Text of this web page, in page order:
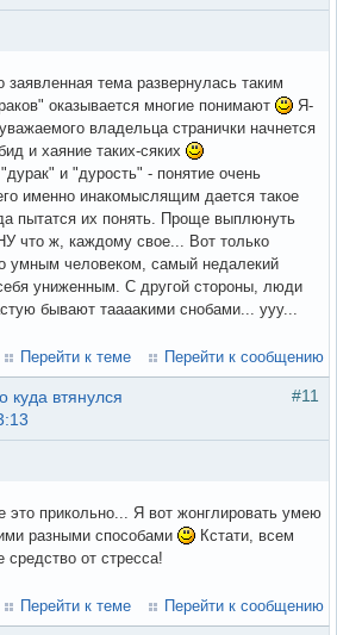
заявленная тема развернулась таким
оказывается многие понимают
Я-
владельца странички начнется
и хаяние таких-сяких
и "дурость" - понятие очень
именно инакомыслящим дается такое
пытатся их понять. Проще выплюнуть
что ж, каждому свое... Вот только
умным человеком, самый недалекий
униженным. С другой стороны, люди
бывают таааакими снобами... ууу...
Перейти к теме Перейти к сообщению
#11
куда втянулся
это прикольно... Я вот жонглировать умею
разными способами
Кстати, всем
от стресса!
Перейти к теме Перейти к сообщению